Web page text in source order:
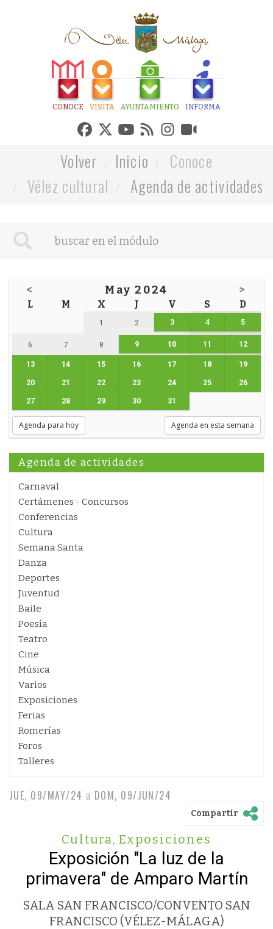
CONOCE VISITA AYUNTAMIENTO INFORMA
Volver Inicio
Conoce
Vélez cultural
Agenda de actividades
< May 2024 >
L M X J V S D
1 2 3 4 5
6 7 8 9 10 11 12
13 14 15 16 17 18 19
20 21 22 23 24 25 26
27 28 29 30 31
Agenda para hoy Agenda en esta semana
Agenda de actividades
Carnaval
Certámenes - Concursos
Conferencias
Cultura
Semana Santa
Danza
Deportes
Juventud
Baile
Poesía
Teatro
Cine
Música
Varios
Exposiciones
Ferias
Romerías
Foros
Talleres
JUE, 09/MAY/24 a DOM, 09/JUN/24
Compartir
Cultura, Exposiciones
Exposición "La luz de la
primavera" de Amparo Martín
SALA SAN FRANCISCO/CONVENTO SAN
FRANCISCO (VÉLEZ-MÁLAGA)